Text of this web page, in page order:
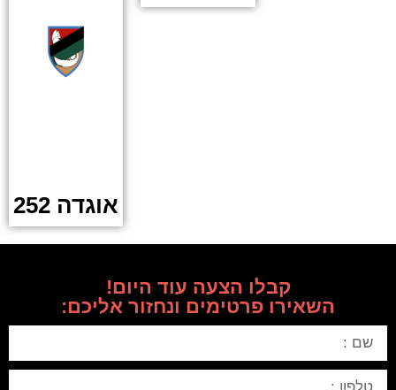
אוגדה 252
קבלו הצעה עוד היום!
השאירו פרטימים ונחזור אליכם: